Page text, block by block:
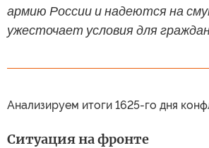
армию России и надеются на
ужесточает условия для
Анализируем итоги 1625-го дня
Ситуация на фронте